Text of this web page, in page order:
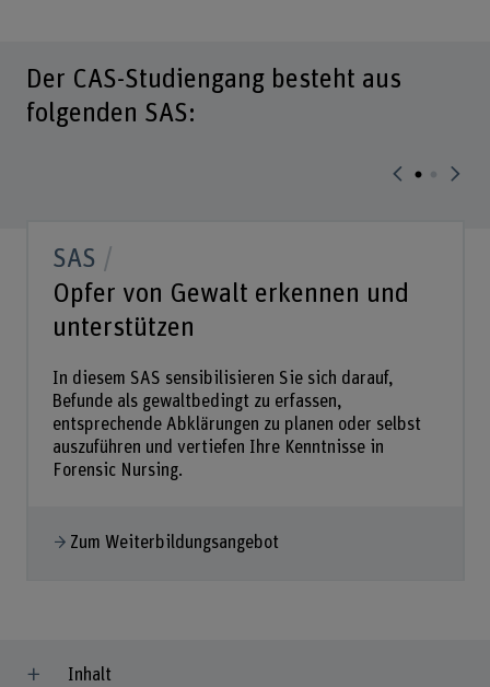
Der CAS-Studiengang besteht aus
folgenden SAS:
SAS
Opfer von Gewalt erkennen und
unterstützen
In diesem SAS sensibilisieren Sie sich darauf,
Befunde als gewaltbedingt zu erfassen,
entsprechende Abklärungen zu planen oder selbst
auszuführen und vertiefen Ihre Kenntnisse in
Forensic Nursing.
Zum Weiterbildungsangebot
Inhalt